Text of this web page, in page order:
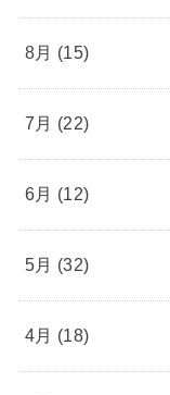
8月 (15)
7月 (22)
6月 (12)
5月 (32)
4月 (18)